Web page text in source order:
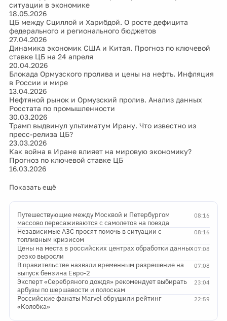
ситуации в экономике
18.05.2026
ЦБ между Сциллой и Харибдой. О росте дефицита
федерального и регионального бюджетов
27.04.2026
Динамика экономик США и Китая. Прогноз по ключевой
ставке ЦБ на 24 апреля
20.04.2026
Блокада Ормузского пролива и цены на нефть. Инфляция
в России и мире
13.04.2026
Нефтяной рынок и Ормузский пролив. Анализ данных
Росстата по промышленности
30.03.2026
Трамп выдвинул ультиматум Ирану. Что известно из
пресс-релиза ЦБ?
23.03.2026
Как война в Иране влияет на мировую экономику?
Прогноз по ключевой ставке ЦБ
16.03.2026
Показать ещё
08:16
Путешествующие между Москвой и Петербургом
массово пересаживаются с самолетов на поезда
08:16
Независимые АЗС просят помочь в ситуации с
топливным кризисом
07:08
Цены на места в российских центрах обработки данных
резко выросли
07:08
В правительстве назвали временным разрешение на
выпуск бензина Евро-2
23:04
Эксперт «Серебряного дождя» рекомендует выбирать
арбузы по шершавости и полоскам
22:59
Российские фанаты Marvel обрушили рейтинг
«Колобка»